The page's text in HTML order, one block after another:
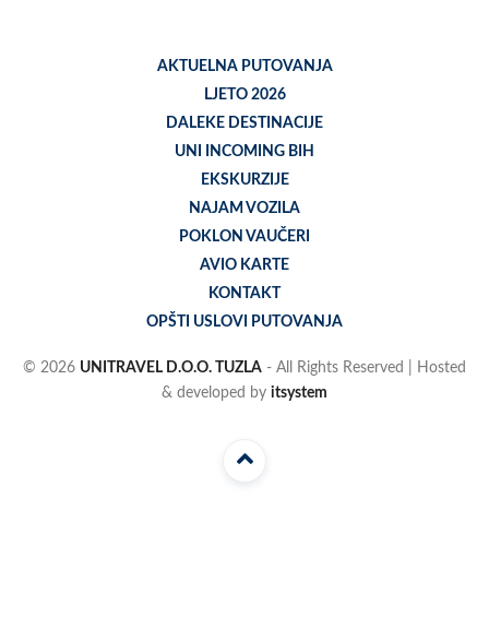
AKTUELNA PUTOVANJA
LJETO 2026
DALEKE DESTINACIJE
UNI INCOMING BIH
EKSKURZIJE
NAJAM VOZILA
POKLON VAUČERI
AVIO KARTE
KONTAKT
OPŠTI USLOVI PUTOVANJA
© 2026 UNITRAVEL D.O.O. TUZLA - All Rights Reserved | Hosted
& developed by itsystem